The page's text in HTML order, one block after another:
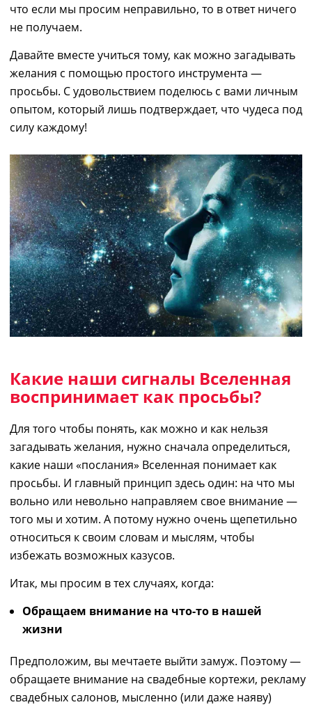
что если мы просим неправильно, то в ответ ничего
не получаем.
Давайте вместе учиться тому, как можно загадывать
желания с помощью простого инструмента —
просьбы. С удовольствием поделюсь с вами личным
опытом, который лишь подтверждает, что чудеса под
силу каждому!
Какие наши сигналы Вселенная
воспринимает как просьбы?
Для того чтобы понять, как можно и как нельзя
загадывать желания, нужно сначала определиться,
какие наши «послания» Вселенная понимает как
просьбы. И главный принцип здесь один: на что мы
вольно или невольно направляем свое внимание—
того мы и хотим. А потому нужно очень щепетильно
относиться к своим словам и мыслям, чтобы
избежать возможных казусов.
Итак, мы просим в тех случаях, когда:
Обращаем внимание на что-то в нашей
жизни
Предположим, вы мечтаете выйти замуж. Поэтому —
обращаете внимание на свадебные кортежи, рекламу
свадебных салонов, мысленно (или даже наяву)